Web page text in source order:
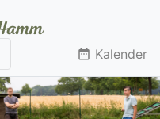
date_range Kalender